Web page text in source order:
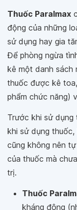
Thuốc Paralmax
động của những
sử dụng hay gia
Để phòng ngừa
kê một danh sách
thuốc được kê
phẩm chức năng)
Trước khi sử dụng
khi sử dụng
cũng không nên
của thuốc mà
trị.
Thuốc
kháng đông